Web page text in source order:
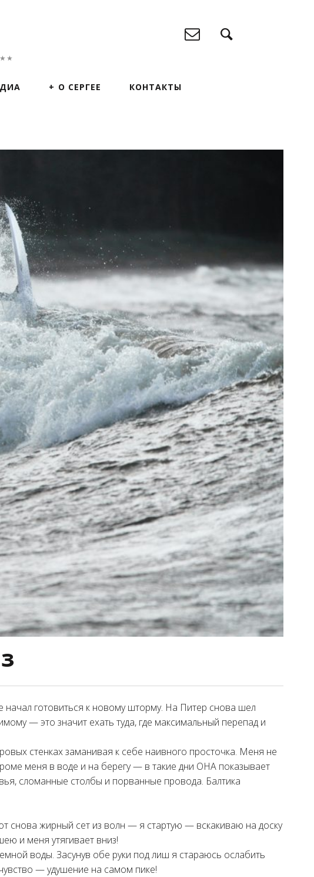
О СЕРГЕЕ КОНТАКТЫ
начал готовиться к новому шторму. На Питер снова шел
— это значит ехать туда, где максимальный перепад и
стенках заманивая к себе наивного просточка. Меня не
меня в воде и на берегу — в такие дни ОНА показывает
сломанные столбы и порванные провода. Балтика
снова жирный сет из волн — я стартую — вскакиваю на доску
и меня утягивает вниз!
воды. Засунув обе руки под лиш я стараюсь ослабить
— удушение на самом пике!